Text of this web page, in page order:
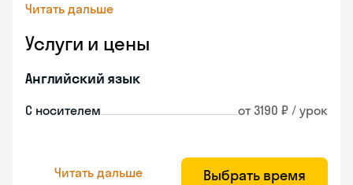
Читать дальше
Услуги и цены
Английский язык
С носителем от 3190 ₽ / урок
Читать дальше Выбрать время